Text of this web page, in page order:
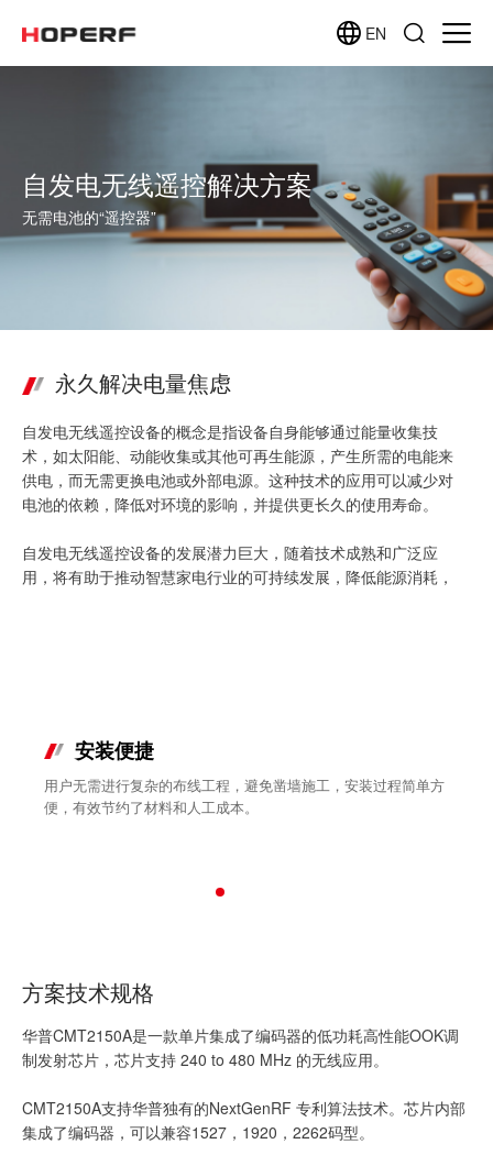
EN
自发电无线遥控解决方案
无需电池的“遥控器”
永久解决电量焦虑
自发电无线遥控设备的概念是指设备自身能够通过能量收集技
术，如太阳能、动能收集或其他可再生能源，产生所需的电能来
供电，而无需更换电池或外部电源。这种技术的应用可以减少对
电池的依赖，降低对环境的影响，并提供更长久的使用寿命。
自发电无线遥控设备的发展潜力巨大，随着技术成熟和广泛应
用，将有助于推动智慧家电行业的可持续发展，降低能源消耗，
安装便捷
用户无需进行复杂的布线工程，避免凿墙施工，安装过程简单方
便，有效节约了材料和人工成本。
方案技术规格
华普CMT2150A是一款单片集成了编码器的低功耗高性能OOK调
制发射芯片，芯片支持 240 to 480 MHz 的无线应用。
CMT2150A支持华普独有的NextGenRF 专利算法技术。芯片内部
集成了编码器，可以兼容1527，1920，2262码型。